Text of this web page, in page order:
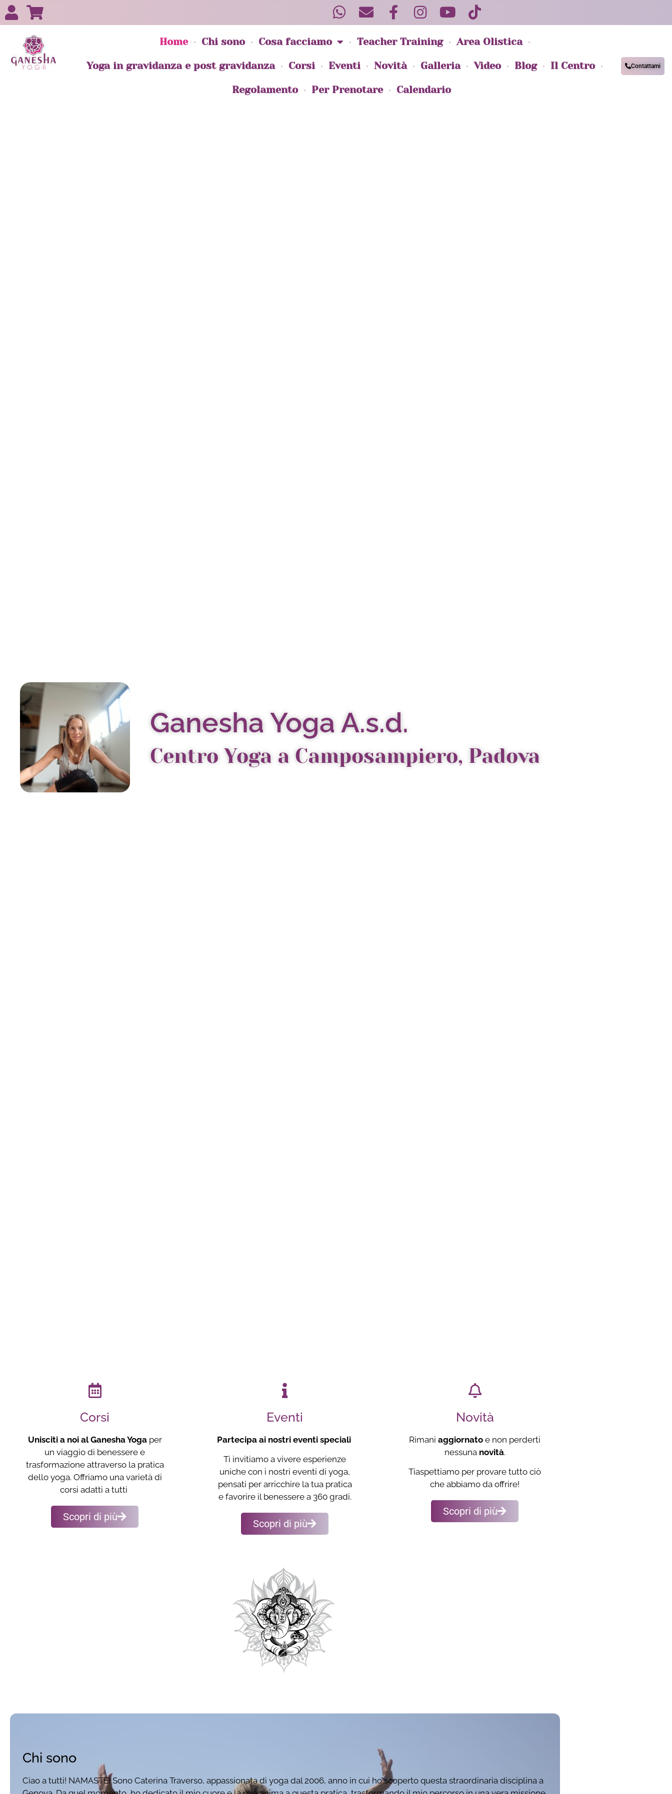
Home Chi sono Cosa facciamo Teacher Training Area Olistica
Yoga in gravidanza e post gravidanza Corsi Eventi Novità Galleria Video Blog Il Centro
Regolamento Per Prenotare Calendario
Contattami
Ganesha Yoga A.s.d.
Centro Yoga a Camposampiero, Padova
Corsi
Unisciti a noi al Ganesha Yogaper
un viaggio di benessere e
trasformazione attraverso la pratica
dello yoga. Offriamo una varietà di
corsi adatti a tutti
Scopri di più
Eventi
Partecipa ai nostri eventi speciali
Ti invitiamo a vivere esperienze
uniche con i nostri eventi di yoga,
pensati per arricchire la tua pratica
e favorire il benessere a 360 gradi.
Scopri di più
Novità
Rimaniaggiornato e non perderti
nessuna novità.
Tiaspettiamo per provare tutto ciò
che abbiamo da offrire!
Scopri di più
Chi sono
Ciao a tutti! NAMASTE! Sono Caterina Traverso, appassionata di yoga dal 2006, anno in cui ho scoperto questa straordinaria disciplina a